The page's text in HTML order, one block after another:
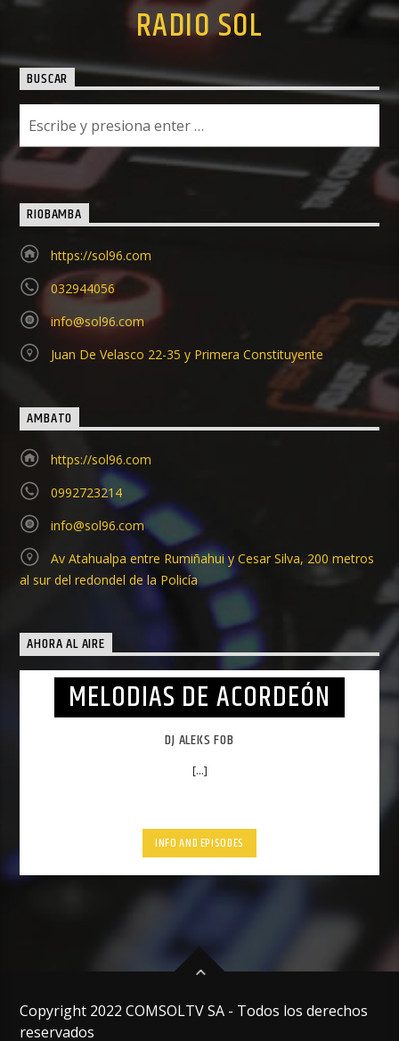
RADIO SOL
BUSCAR
RIOBAMBA
https://sol96.com
032944056
info@sol96.com
Juan De Velasco 22-35 y Primera Constituyente
AMBATO
https://sol96.com
0992723214
info@sol96.com
Av Atahualpa entre Rumiñahui y Cesar Silva, 200 metros
al sur del redondel de la Policía
AHORA AL AIRE
MELODIAS DE ACORDEÓN
DJ ALEKS FOB
[...]
INFO AND EPISODES
Copyright 2022 COMSOLTV SA - Todos los derechos
reservados